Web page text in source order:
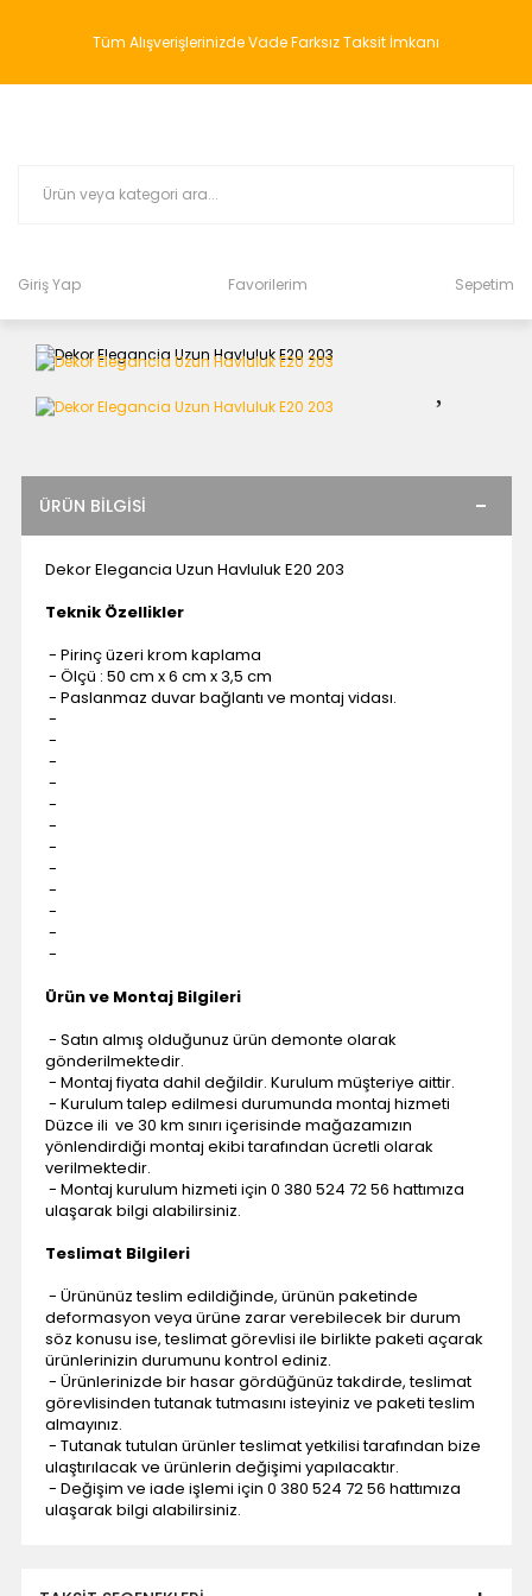
Tüm Alışverişlerinizde Vade Farksız Taksit İmkanı
Giriş Yap Favorilerim Sepetim
ÜRÜN BILGISI
Dekor Elegancia Uzun Havluluk E20 203
Teknik Özellikler
- Pirinç üzeri krom kaplama
- Ölçü : 50 cm x 6 cm x 3,5 cm
- Paslanmaz duvar bağlantı ve montaj vidası.
-
-
-
-
-
-
-
-
-
-
-
-
Ürün ve Montaj Bilgileri
- Satın almış olduğunuz ürün demonte olarak
gönderilmektedir.
- Montaj fiyata dahil değildir. Kurulum müşteriye aittir.
- Kurulum talep edilmesi durumunda montaj hizmeti
Düzce ili ve 30 km sınırı içerisinde mağazamızın
yönlendirdiği montaj ekibi tarafından ücretli olarak
verilmektedir.
- Montaj kurulum hizmeti için 0 380 524 72 56 hattımıza
ulaşarak bilgi alabilirsiniz.
Teslimat Bilgileri
- Ürününüz teslim edildiğinde, ürünün paketinde
deformasyon veya ürüne zarar verebilecek bir durum
söz konusu ise, teslimat görevlisi ile birlikte paketi açarak
ürünlerinizin durumunu kontrol ediniz.
- Ürünlerinizde bir hasar gördüğünüz takdirde, teslimat
görevlisinden tutanak tutmasını isteyiniz ve paketi teslim
almayınız.
- Tutanak tutulan ürünler teslimat yetkilisi tarafından bize
ulaştırılacak ve ürünlerin değişimi yapılacaktır.
- Değişim ve iade işlemi için 0 380 524 72 56 hattımıza
ulaşarak bilgi alabilirsiniz.